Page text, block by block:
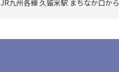
JR九州各線 久留米駅 まちなか口か